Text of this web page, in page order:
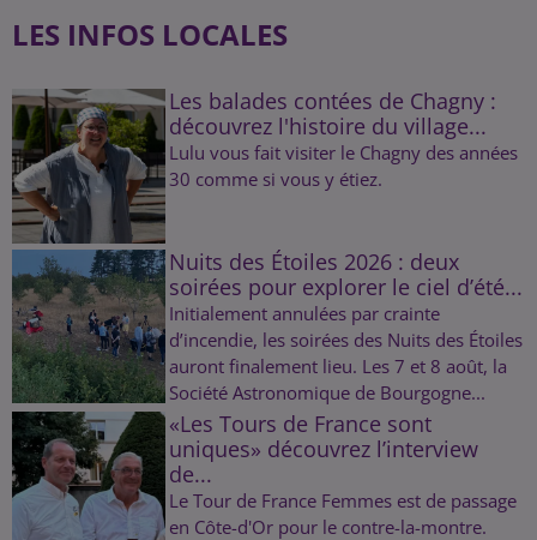
LES INFOS LOCALES
Les balades contées de Chagny :
découvrez l'histoire du village...
Lulu vous fait visiter le Chagny des années
30 comme si vous y étiez.
Nuits des Étoiles 2026 : deux
soirées pour explorer le ciel d’été...
Initialement annulées par crainte
d’incendie, les soirées des Nuits des Étoiles
auront finalement lieu. Les 7 et 8 août, la
Société Astronomique de Bourgogne...
«Les Tours de France sont
uniques» découvrez l’interview
de...
Le Tour de France Femmes est de passage
en Côte-d'Or pour le contre-la-montre.